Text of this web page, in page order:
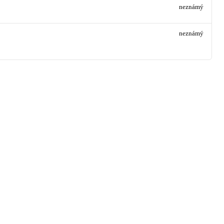
neznámý
neznámý